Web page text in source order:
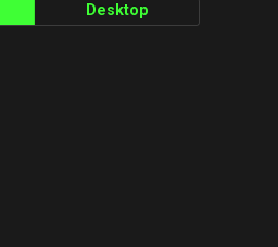
Desktop